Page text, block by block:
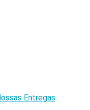
Entregas